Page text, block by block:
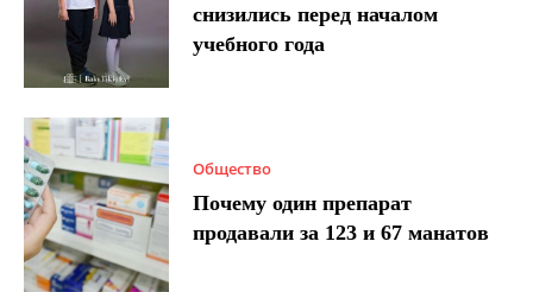
снизились перед началом
учебного года
Общество
Почему один препарат
продавали за 123 и 67 манатов